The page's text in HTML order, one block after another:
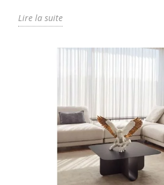
Lire la suite